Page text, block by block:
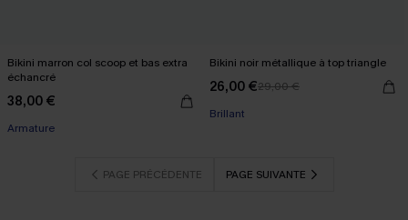
Bikini marron col scoop et bas extra
échancré
38,00 €
Armature
Bikini noir métallique à top triangle
26,00 €29,00 €
Brillant
PAGE PRÉCÉDENTE PAGE SUIVANTE